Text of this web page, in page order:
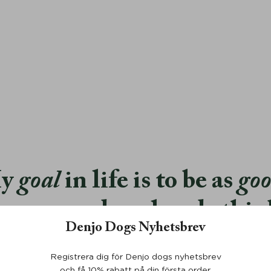
goalin life is to be as
my dog already
am.
Denjo Dogs Nyhetsbrev
Registrera dig för Denjo dogs nyhetsbrev